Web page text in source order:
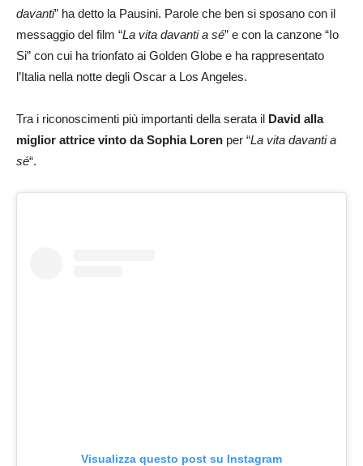
davanti” ha detto la Pausini. Parole che ben si sposano con il
messaggio del film “La vita davanti a sé” e con la canzone “Io
Si” con cui ha trionfato ai Golden Globe e ha rappresentato
l’Italia nella notte degli Oscar a Los Angeles.
Tra i riconoscimenti più importanti della serata il David alla
miglior attrice vinto da Sophia Loren per “La vita davanti a
sé“.
Visualizza questo post su Instagram